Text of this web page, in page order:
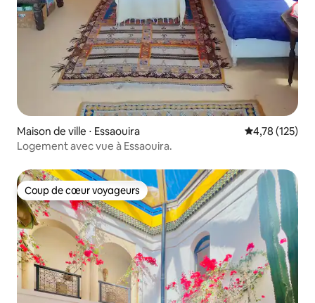
Maison de ville ⋅ Essaouira Évaluation
4,78 (125)
Logement avec vue à Essaouira.
Coup de cœur voyageurs
Coup de cœur voyageurs